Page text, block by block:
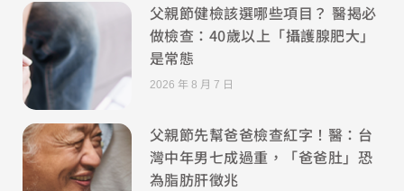
父親節健檢該選哪些項目？ 醫揭必
做檢查：40歲以上「攝護腺肥大」
是常態
2026 年 8 月 7 日
父親節先幫爸爸檢查紅字！醫：台
灣中年男七成過重，「爸爸肚」恐
為脂肪肝徵兆